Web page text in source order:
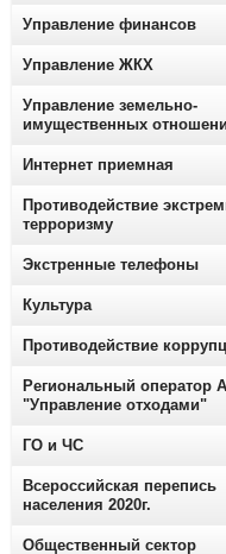
Управление финансов
Управление ЖКХ
Управление земельно-
имущественных
Интернет приемная
Противодействие
терроризму
Экстренные телефоны
Культура
Противодействие
Региональный оператор
"Управление отходами"
ГО и ЧС
Всероссийская перепись
населения 2020г.
Общественный сектор